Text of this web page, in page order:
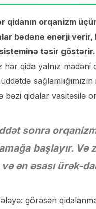
qidanın orqanizm
bədənə enerji
təsir göstərir.
hər qida yalnız
bəzi qidalar vasitəsilə
sonra
başlayır. Və
ən əsası ürək-
görəsən